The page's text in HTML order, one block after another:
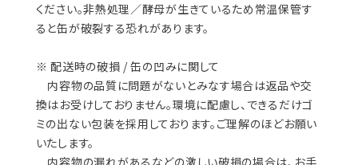
ください。非熱処理／酵母が生きているため常温保管す
ると缶が破裂する恐れがあります。
※ 配送時の破損 / 缶の凹みに関して
内容物の品質に問題がないとみなす場合は返品や交
換はお受けしておりません。環境に配慮し、できるだけゴ
ミの出ない包装を採用しております。ご理解のほどお願い
いたします。